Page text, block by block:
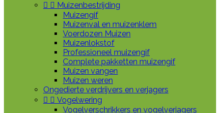
  Muizenbestrijding
Muizengif
Muizenval en muizenklem
Voerdozen Muizen
Muizenlokstof
Professioneel muizengif
Complete pakketten muizengif
Muizen vangen
Muizen weren
Ongedierte verdrijvers en verjagers
  Vogelwering
Vogelverschrikkers en vogelverjagers